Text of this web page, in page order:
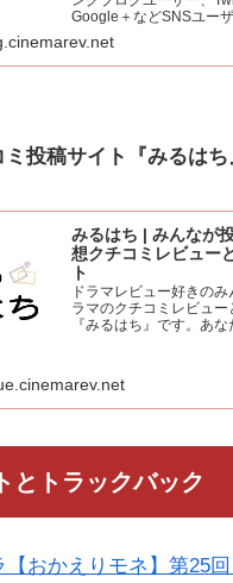
Google＋などSNSユー
2020年ベストドラマ。
心より感謝申し上げま
ミ投稿サイト『みるは
みるはち | みんなが
想クチコミレビュー
ト
ドラマレビュー好きの
ラマのクチコミレビュー
『みるはち』です。あ
とトラックバック
【おかえりモネ】第25